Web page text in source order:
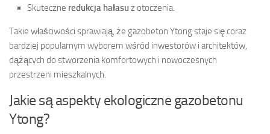
Skuteczne redukcja hałasuz otoczenia.
Takie właściwości sprawiają, że gazobeton Ytong staje się coraz
bardziej popularnym wyborem wśród inwestorów i architektów,
dążących do stworzenia komfortowych i nowoczesnych
przestrzeni mieszkalnych.
Jakie są aspekty ekologiczne gazobetonu
Ytong?